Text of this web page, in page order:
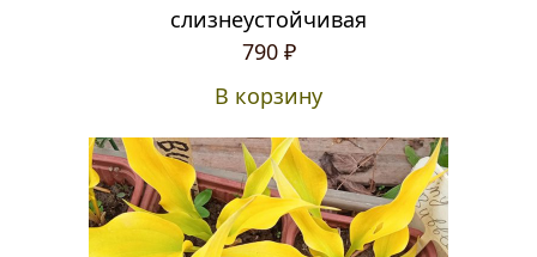
слизнеустойчивая
790 ₽
В корзину